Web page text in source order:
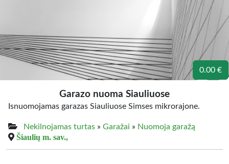
0.00 €
Garazo nuoma Siauliuose
Isnuomojamas garazas Siauliuose Simses mikrorajone.
Nekilnojamas turtas » Garažai » Nuomoja garažą
Šiaulių m. sav.,